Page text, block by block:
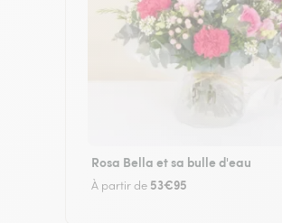
Rosa Bella et sa bulle d'eau
À partir de 53€95